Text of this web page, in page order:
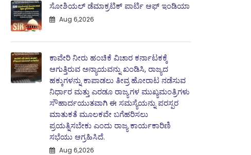
ಸೋಶಿಯಲ್ ಡೆಮಾಕ್ರಟಿಕ್ ಪಾರ್ಟಿ ಆಫ್ ಇಂಡಿಯಾ
Aug 6,2026
ಕಾವೇರಿ ನೀರು ಹಂಚಿಕೆ ವಿಚಾರ ಕರ್ನಾಟಕಕ್ಕೆ
ಆಗುತ್ತಿರುವ ಅನ್ಯಾಯವನ್ನು ಖಂಡಿಸಿ, ರಾಜ್ಯದ
ಹಕ್ಕುಗಳನ್ನು ಕಾಪಾಡಲು ತೀವ್ರ ಹೋರಾಟ ನಡೆಸುವ
ನಿರ್ಧಾರ ಮತ್ತು ಎರಡೂ ರಾಜ್ಯಗಳ ಮುಖ್ಯಮಂತ್ರಿಗಳು
ಸೌಹಾರ್ದಯುತವಾಗಿ ಈ ಸಮಸ್ಯೆಯನ್ನು ಪರಸ್ಪರ
ಮಾತುಕತೆ ಮೂಲಕವೇ ಬಗೆಹರಿಸಲು
ಪ್ರಯತ್ನಿಸಬೇಕು ಎಂದು ರಾಜ್ಯ ಕಾರ್ಯಕಾರಿಣಿ
ಸಭೆಯು ಆಗ್ರಹಿಸಿದೆ.
Aug 6,2026